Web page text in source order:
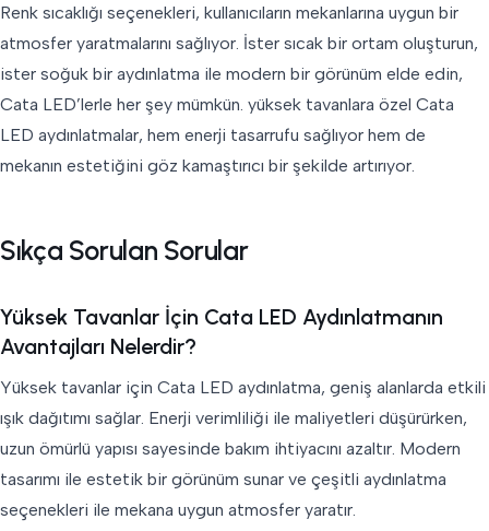
Renk sıcaklığı seçenekleri, kullanıcıların mekanlarına uygun bir
atmosfer yaratmalarını sağlıyor. İster sıcak bir ortam oluşturun,
ister soğuk bir aydınlatma ile modern bir görünüm elde edin,
Cata LED’lerle her şey mümkün. yüksek tavanlara özel Cata
LED aydınlatmalar, hem enerji tasarrufu sağlıyor hem de
mekanın estetiğini göz kamaştırıcı bir şekilde artırıyor.
Sıkça Sorulan Sorular
Yüksek Tavanlar İçin Cata LED Aydınlatmanın
Avantajları Nelerdir?
Yüksek tavanlar için Cata LED aydınlatma, geniş alanlarda etkili
ışık dağıtımı sağlar. Enerji verimliliği ile maliyetleri düşürürken,
uzun ömürlü yapısı sayesinde bakım ihtiyacını azaltır. Modern
tasarımı ile estetik bir görünüm sunar ve çeşitli aydınlatma
seçenekleri ile mekana uygun atmosfer yaratır.